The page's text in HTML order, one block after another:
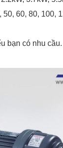
60, 80, 100,
bạn có nhu cầu.